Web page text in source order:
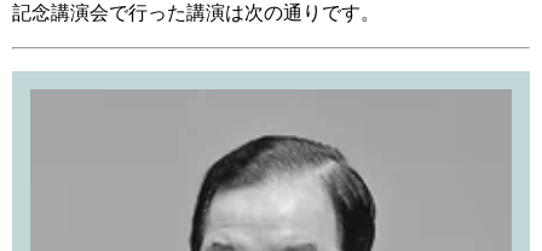
記念講演会で行った講演は次の通りです。